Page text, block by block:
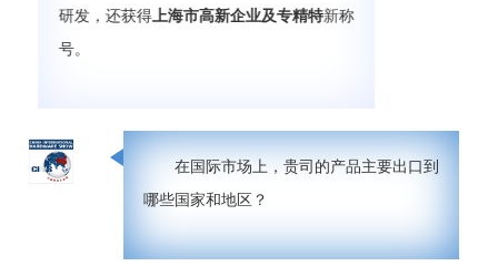
研发，还获得 上海市高新企业及专精特新称
号。
在国际市场上，贵司的产品主要出口到
哪些国家和地区？